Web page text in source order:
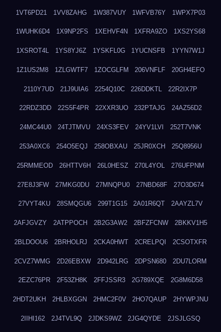
1VT6PD21 1VV8ZAHG 1W387VUY 1WFVB76Y 1WPX7P03
1WUHK6D4 1X9NP2FS 1XEHVF4N 1XFRA9ZO 1XS2YS68
1XSROT4L 1YS8YJ6Z 1YSKFL0G 1YUCNSFB 1YYN7W1J
1Z1US2M8 1ZLGWTF7 1ZOCGLFM 206VNFLF 20GH4EFO
2110Y7UD 21J9UIA6 2254Q10C 226DDKTL 22R2IX7P
22RDZ3DD 22S5F4PR 22XXR3UO 232PTAJG 24AZ56D2
24MC44U0 24TJTMVU 24XS3FEV 24YV1LVI 252T7VNK
253A0XC6 254O5EQJ 258OBXAU 25JR0XCH 25Q8956U
25RMMEOD 26HTTV6H 26L0HESZ 270L4YOL 276UFPNM
27E8J3FW 27MKG0DU 27MNQPU0 27NBD68F 27O3D674
27VYT4KU 28SMQGU6 299T1G15 2A01R6QT 2AAYZL7V
2AFJGVZY 2ATPPOCH 2B2G3AW2 2BFZFCNW 2BKKV1H5
2BLDOOU6 2BRHOLRJ 2CKA0HWT 2CRELPQI 2CSOTXFR
2CVZ7WMG 2D26EBXW 2D942LRG 2DPSN680 2DU7LORM
2EZC76PR 2F53ZH8K 2FFJSSR3 2G789XQE 2G8M6D58
2HDT2UKH 2HLBXGGN 2HMC2F0V 2HO7QAUP 2HYWPJNU
2IIHI162 2J4TVL9Q 2JDKS9WZ 2JG4QYDE 2JSJLGSQ